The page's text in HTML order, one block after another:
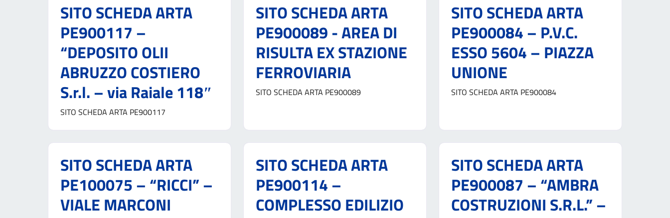
SITO SCHEDA ARTA
PE900117 –
“DEPOSITO OLII
ABRUZZO COSTIERO
S.r.l. – via Raiale 118″
SITO SCHEDA ARTA PE900117
SITO SCHEDA ARTA
PE900089 - AREA DI
RISULTA EX STAZIONE
FERROVIARIA
SITO SCHEDA ARTA PE900089
SITO SCHEDA ARTA
PE900084 – P.V.C.
ESSO 5604 – PIAZZA
UNIONE
SITO SCHEDA ARTA PE900084
SITO SCHEDA ARTA
PE100075 – “RICCI” –
VIALE MARCONI
SITO SCHEDA ARTA
PE900114 –
COMPLESSO EDILIZIO
SITO SCHEDA ARTA
PE900087 – “AMBRA
COSTRUZIONI S.R.L.” –